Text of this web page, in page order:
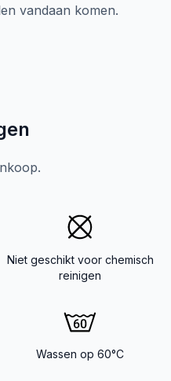
vandaan komen.
Niet geschikt voor chemisch
reinigen
Wassen op 60°C